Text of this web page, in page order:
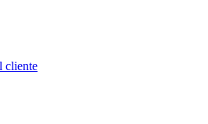
cliente